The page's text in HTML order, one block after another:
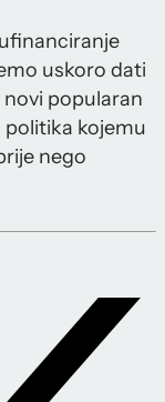
uskoro dati
popularan
politika kojemu
nego